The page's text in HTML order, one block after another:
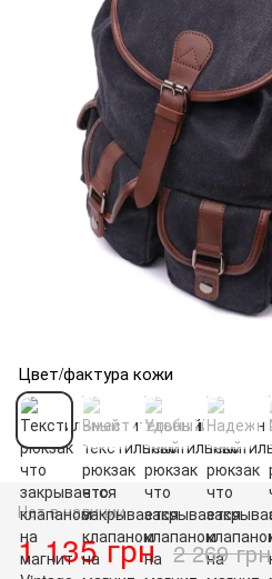
Цвет/фактура кожи
Нет в наличии
1 135 грн 2 269 грн